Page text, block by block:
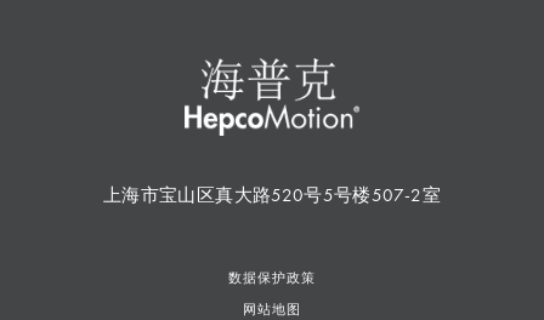
上海市宝山区真大路520号5号楼507-2室
数据保护政策
网站地图